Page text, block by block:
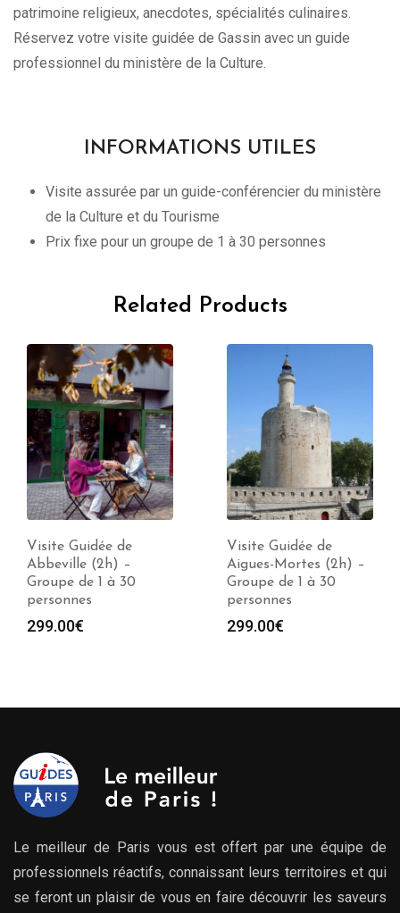
patrimoine religieux, anecdotes, spécialités culinaires.
Réservez votre visite guidée de Gassin avec un guide
professionnel du ministère de la Culture.
INFORMATIONS UTILES
Visite assurée par un guide-conférencier du ministère
de la Culture et du Tourisme
Prix fixe pour un groupe de 1 à 30 personnes
Related Products
Visite Guidée de
Abbeville (2h) –
Groupe de 1 à 30
personnes
299.00€
Visite Guidée de
Aigues-Mortes (2h) –
Groupe de 1 à 30
personnes
299.00€
Le meilleur de Paris vous est offert par une équipe de
professionnels réactifs, connaissant leurs territoires et qui
se feront un plaisir de vous en faire découvrir les saveurs